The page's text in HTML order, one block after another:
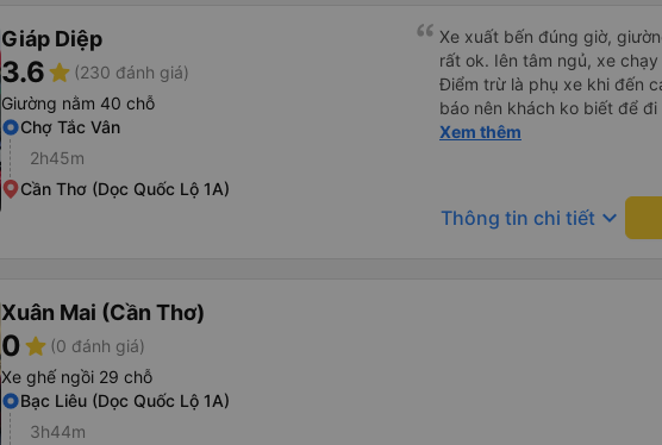
Giáp Diệp
3.6star (230 đánh giá)
Giường nằm 40 chỗ
Chợ Tắc Vân
2h45m
Cần Thơ (Dọc Quốc Lộ 1A)
Xe xuất bến đúng giờ,
rất ok. Iên tâm ngủ, xe
Điểm trừ là phụ xe khi đến
báo nên khách ko biết để
ngủ say)
Xem thêm
Thông tin chi tiết keyboard_arrow_down
Xuân Mai (Cần Thơ)
0star (0 đánh giá)
Xe ghế ngồi 29 chỗ
Bạc Liêu (Dọc Quốc Lộ 1A)
3h44m